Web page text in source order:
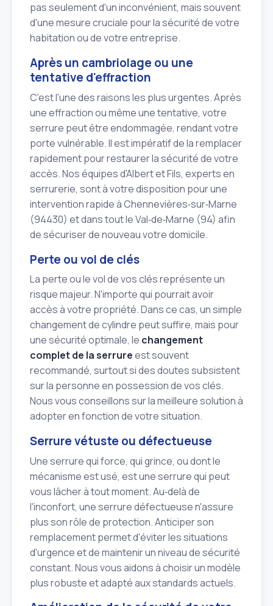
pas seulement d'un inconvénient, mais souvent
d'une mesure cruciale pour la sécurité de votre
habitation ou de votre entreprise.
Après un cambriolage ou une
tentative d'effraction
C'est l'une des raisons les plus urgentes. Après
une effraction ou même une tentative, votre
serrure peut être endommagée, rendant votre
porte vulnérable. Il est impératif de la remplacer
rapidement pour restaurer la sécurité de votre
accès. Nos équipes d'Albert et Fils, experts en
serrurerie, sont à votre disposition pour une
intervention rapide à Chennevières‑sur‑Marne
(94430) et dans tout le Val‑de‑Marne (94) afin
de sécuriser de nouveau votre domicile.
Perte ou vol de clés
La perte ou le vol de vos clés représente un
risque majeur. N'importe qui pourrait avoir
accès à votre propriété. Dans ce cas, un simple
changement de cylindre peut suffire, mais pour
une sécurité optimale, le changement
complet de la serrureest souvent
recommandé, surtout si des doutes subsistent
sur la personne en possession de vos clés.
Nous vous conseillons sur la meilleure solution à
adopter en fonction de votre situation.
Serrure vétuste ou défectueuse
Une serrure qui force, qui grince, ou dont le
mécanisme est usé, est une serrure qui peut
vous lâcher à tout moment. Au‑delà de
l'inconfort, une serrure défectueuse n'assure
plus son rôle de protection. Anticiper son
remplacement permet d'éviter les situations
d'urgence et de maintenir un niveau de sécurité
constant. Nous vous aidons à choisir un modèle
plus robuste et adapté aux standards actuels.